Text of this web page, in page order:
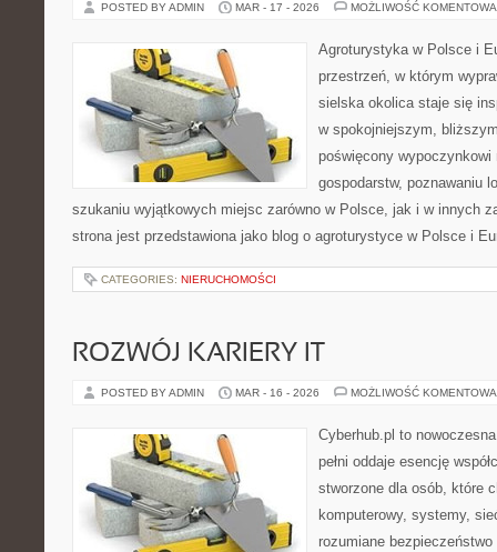
POSTED BY ADMIN MAR - 17 - 2026 MOŻLIWOŚĆ
Agroturystyka w Polsce i
przestrzeń, w którym
sielska okolica staje się
w spokojniejszym,
poświęcony wypoczynkowi
gospodarstw, poznawaniu
szukaniu wyjątkowych miejsc zarówno w Polsce, jak i w innych
strona jest przedstawiona jako blog o agroturystyce w Polsce i
CATEGORIES: NIERUCHOMOŚCI
ROZWÓJ KARIERY IT
POSTED BY ADMIN MAR - 16 - 2026 MOŻLIWOŚĆ
Cyberhub.pl to
pełni oddaje esencję
stworzone dla osób, które
komputerowy, systemy,
rozumiane